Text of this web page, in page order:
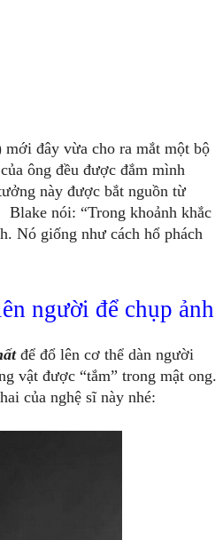
đây vừa cho ra mắt một bộ
ông đều được đắm mình
này được bắt nguồn từ
Blake nói: “Trong khoảnh khắc
Nó giống như cách hổ phách
người để chụp ảnh
để đổ lên cơ thể dàn người
vật được “tắm” trong mật ong.
của nghệ sĩ này nhé: